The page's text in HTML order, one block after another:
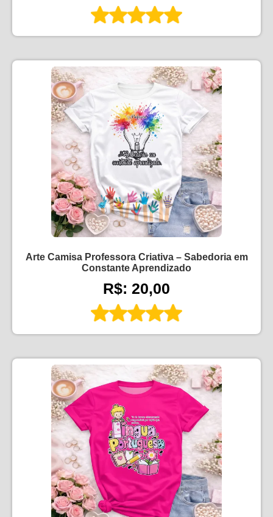
Arte Camisa Professora Criativa – Sabedoria em
Constante Aprendizado
R$: 20,00